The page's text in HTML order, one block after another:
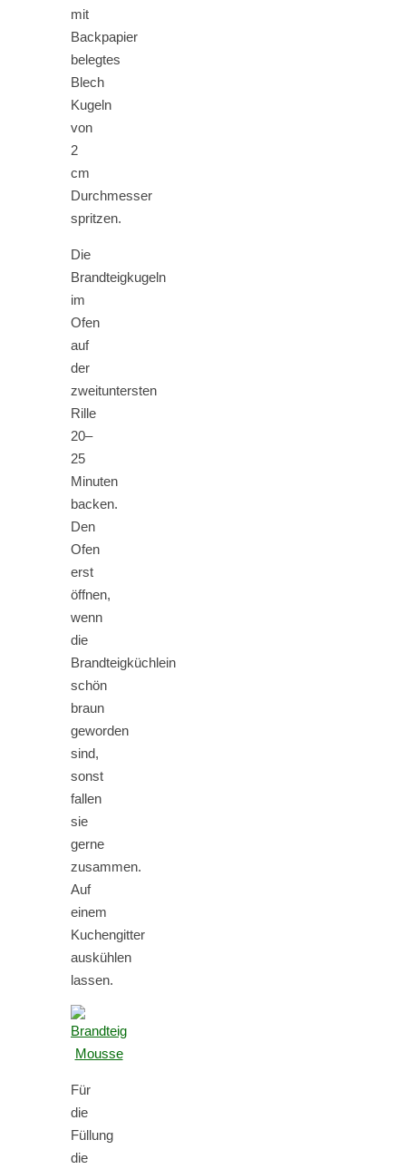
mit
Backpapier
belegtes
Blech
Kugeln
von
2
cm
Durchmesser
spritzen.
Die
Brandteigkugeln
im
Ofen
auf
der
zweituntersten
Rille
20–
25
Minuten
backen.
Den
Ofen
erst
öffnen,
wenn
die
Brandteigküchlein
schön
braun
geworden
sind,
sonst
fallen
sie
gerne
zusammen.
Auf
einem
Kuchengitter
auskühlen
lassen.
Für
die
Füllung
die